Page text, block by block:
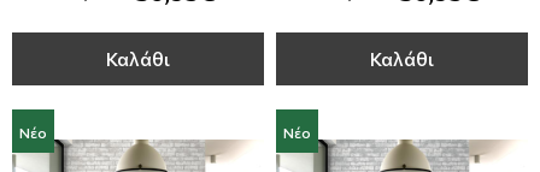
Καλάθι Καλάθι
Νέο Νέο